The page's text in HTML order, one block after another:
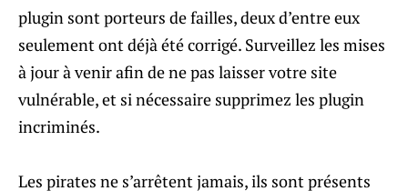
plugin sont porteurs de failles, deux d’entre eux
seulement ont déjà été corrigé. Surveillez les mises
à jour à venir afin de ne pas laisser votre site
vulnérable, et si nécessaire supprimez les plugin
incriminés.
Les pirates ne s’arrêtent jamais, ils sont présents